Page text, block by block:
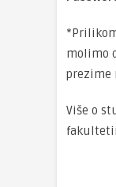
molimo
prezime
Više o